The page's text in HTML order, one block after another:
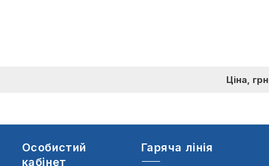
Ціна,
Особистий
кабінет
Гаряча лінія